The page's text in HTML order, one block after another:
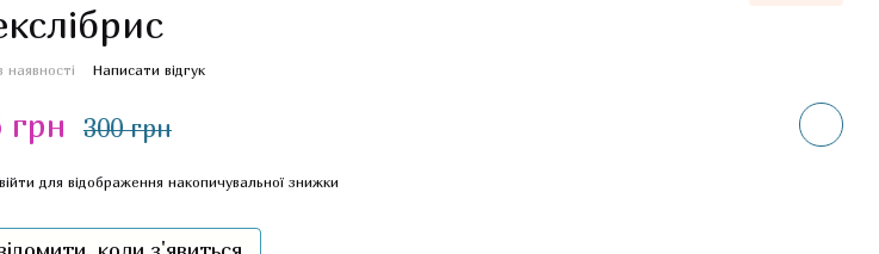
наявності Написати відгук
грн 300 грн
для відображення накопичувальної знижки